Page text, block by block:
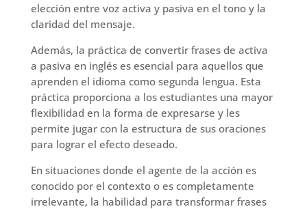
elección entre voz activa y pasiva en el tono y la
claridad del mensaje.
Además, la práctica de convertir frases de activa
a pasiva en inglés es esencial para aquellos que
aprenden el idioma como segunda lengua. Esta
práctica proporciona a los estudiantes una mayor
flexibilidad en la forma de expresarse y les
permite jugar con la estructura de sus oraciones
para lograr el efecto deseado.
En situaciones donde el agente de la acción es
conocido por el contexto o es completamente
irrelevante, la habilidad para transformar frases